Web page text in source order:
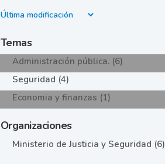
Temas
Administración pública. (6)
Seguridad (4)
Economia y finanzas (1)
Organizaciones
Ministerio de Justicia y Seguridad (6)